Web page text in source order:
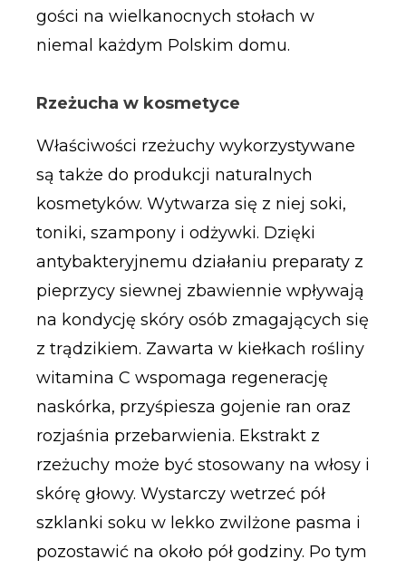
gości na wielkanocnych stołach w
niemal każdym Polskim domu.
Rzeżucha w kosmetyce
Właściwości rzeżuchy wykorzystywane
są także do produkcji naturalnych
kosmetyków. Wytwarza się z niej soki,
toniki, szampony i odżywki. Dzięki
antybakteryjnemu działaniu preparaty z
pieprzycy siewnej zbawiennie wpływają
na kondycję skóry osób zmagających się
z trądzikiem. Zawarta w kiełkach rośliny
witamina C wspomaga regenerację
naskórka, przyśpiesza gojenie ran oraz
rozjaśnia przebarwienia. Ekstrakt z
rzeżuchy może być stosowany na włosy i
skórę głowy. Wystarczy wetrzeć pół
szklanki soku w lekko zwilżone pasma i
pozostawić na około pół godziny. Po tym